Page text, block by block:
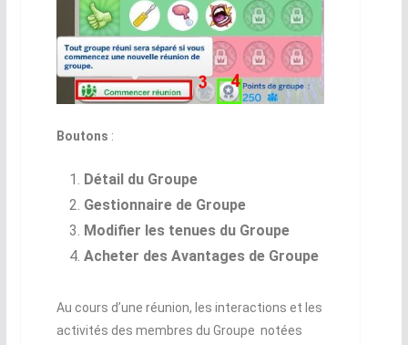
Boutons :
Détail du Groupe
Gestionnaire de Groupe
Modifier les tenues du Groupe
Acheter des Avantages de Groupe
Au cours d’une réunion, les interactions et les
activités des membres du Groupe notées